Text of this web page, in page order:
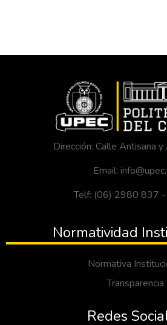
Dirección: Calle Antisana
Email:
Telf: (06) 2980 837
Normatividad
Normativa
Transparencia
Redes